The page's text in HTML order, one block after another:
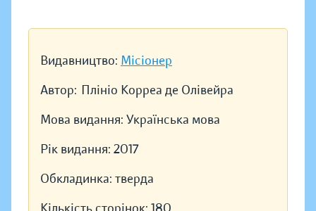
Видавництво: Місіонер
Автор: Плініо Корреа де Олівейра
Мова видання: Українська мова
Рік видання: 2017
Обкладинка: тверда